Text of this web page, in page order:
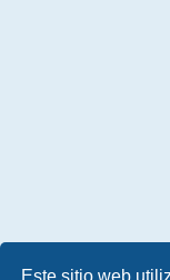
Este sitio web